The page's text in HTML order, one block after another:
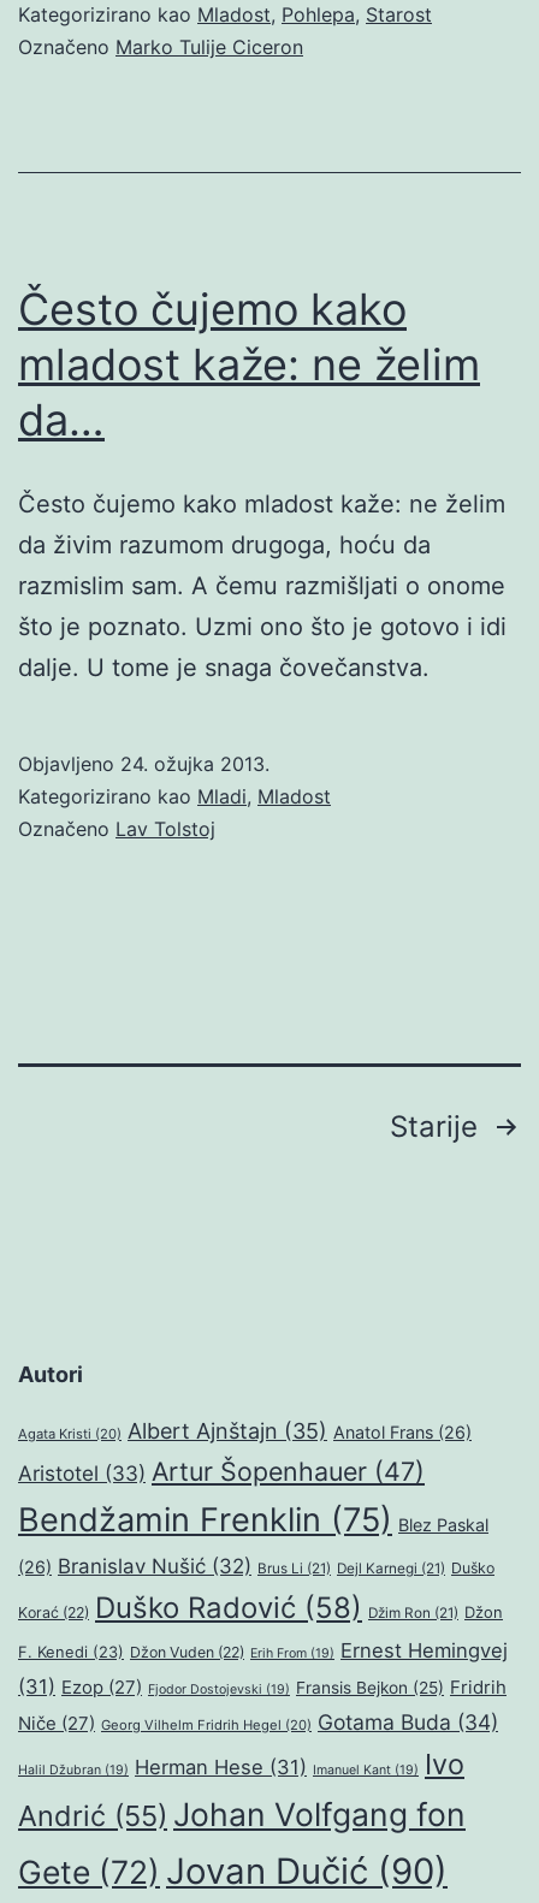
Kategorizirano kao Mladost, Pohlepa, Starost
Označeno Marko Tulije Ciceron
Često čujemo kako
mladost kaže: ne želim
da…
Često čujemo kako mladost kaže: ne želim
da živim razumom drugoga, hoću da
razmislim sam. A čemu razmišljati o onome
što je poznato. Uzmi ono što je gotovo i idi
dalje. U tome je snaga čovečanstva.
Objavljeno 24. ožujka 2013.
Kategorizirano kao Mladi, Mladost
Označeno Lav Tolstoj
Starije
Autori
Agata Kristi (20) Albert Ajnštajn (35) Anatol Frans (26)
Aristotel (33) Artur Šopenhauer (47)
Bendžamin Frenklin (75) Blez Paskal
(26) Branislav Nušić (32) Brus Li (21) Dejl Karnegi (21) Duško
Korać (22) Duško Radović (58) Džim Ron (21) Džon
F. Kenedi (23) Džon Vuden (22) Erih From (19) Ernest Hemingvej
(31) Ezop (27) Fjodor Dostojevski (19) Fransis Bejkon (25) Fridrih
Niče (27) Georg Vilhelm Fridrih Hegel (20) Gotama Buda (34)
Halil Džubran (19) Herman Hese (31) Imanuel Kant (19)
Ivo
Andrić (55) Johan Volfgang fon
Gete (72) Jovan Dučić (90)